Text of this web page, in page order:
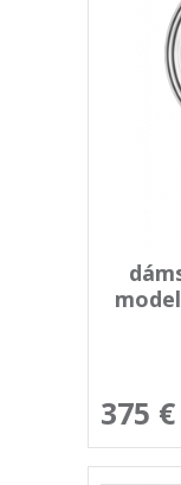
375 €